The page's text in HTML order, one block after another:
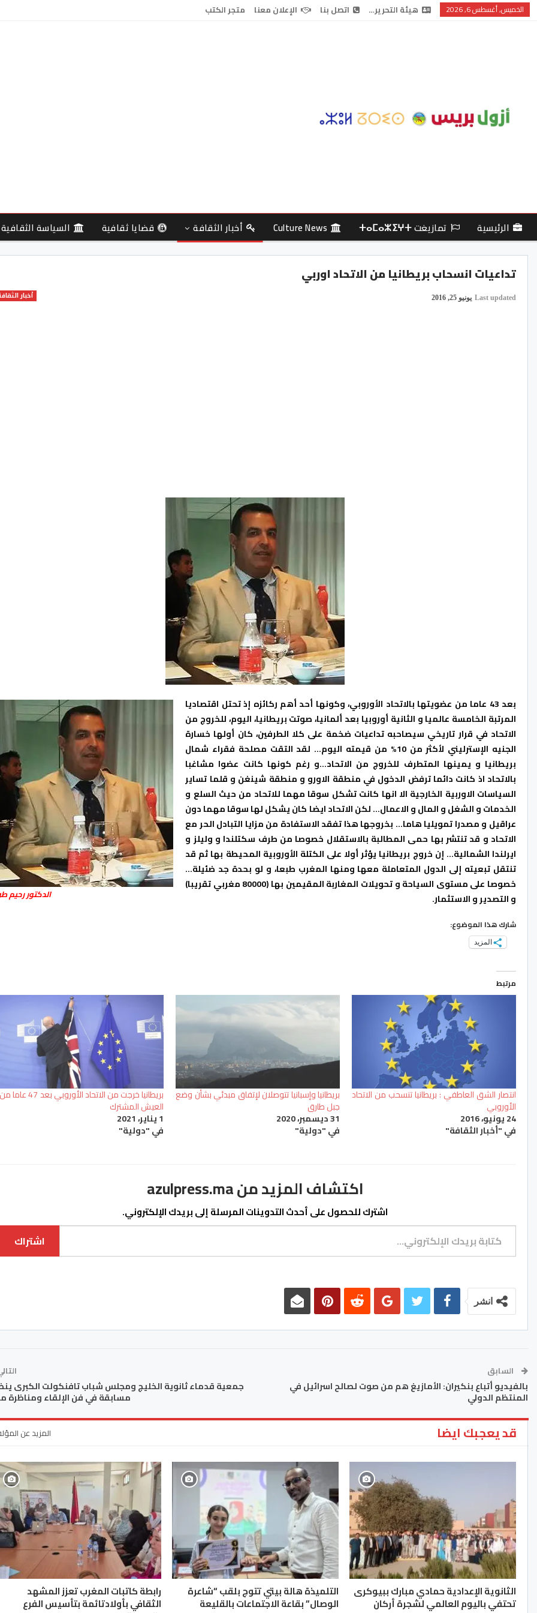
الخميس, أغسطس 6, 2026 هيئة التحرير… اتصل بنا الإعلان معنا متجر الكتب
الرئيسية تمازيغت ⵜⴰⵎⴰⵣⵉⵖⵜ Culture News أخبار الثقافة قضايا ثقافية السياسة الثقافية
تداعيات انسحاب بريطانيا من الاتحاد اوربي
أخبار Last updated يونيو 25, 2016
الدكتور رحيم
بعد 43 عاما من عضويتها بالاتحاد الأوروبي، وكونها أحد أهم ركائزه إذ تحتل اقتصاديا
المرتبة الخامسة عالميا و الثانية أوروبيا بعد ألمانيا، صوتت بريطانيا، اليوم، للخروج من
الاتحاد في قرار تاريخي سيصاحبه تداعيات ضخمة على كلا الطرفين، كان أولها خسارة
الجنيه الإسترليني لأكثر من 10% من قيمته اليوم… لقد التقت مصلحة فقراء شمال
بريطانيا و يمينها المتطرف للخروج من الاتحاد…و رغم كونها كانت عضوا مشاغبا
بالاتحاد اذ كانت دائما ترفض الدخول في منطقة الاورو و منطقة شينغن و قلما تساير
السياسات الاوربية الخارجية الا انها كانت تشكل سوقا مهما للاتحاد من حيث السلع و
الخدمات و الشغل و المال و الاعمال… لكن الاتحاد ايضا كان يشكل لها سوقا مهما دون
عراقيل و مصدرا تمويليا هاما… بخروجها هذا تفقد الاستفادة من مزايا التبادل الحر مع
الاتحاد و قد تنتشر بها حمى المطالبة بالاستقلال خصوصا من طرف سكتلندا و وليلز و
ايرلندا الشمالية… إن خروج بريطانيا يؤثر أولا على الكتلة الأوروبية المحيطة بها ثم قد
تنتقل تبعيته إلى الدول المتعاملة معها ومنها المغرب طبعا، و لو بحدة جد ضئيلة…
خصوصا على مستوى السياحة و تحويلات المغاربة المقيمين بها (80000 مغربي تقريبا)
و التصدير و الاستثمار.
شارك هذا الموضوع:
المزيد
مرتبط
انتصار الشق العاطفي : بريطانيا تنسحب من الاتحاد
الأوروبي
24 يونيو، 2016
في "أخبار الثقافة"
بريطانيا وإسبانيا تتوصلان لإتفاق مبدئي بشأن وضع
جبل طارق
31 ديسمبر، 2020
في "دولية"
بريطانيا خرجت من الاتحاد الأوروبي بعد 47 عاما من
العيش المشترك
1 يناير، 2021
في "دولية"
اكتشاف المزيد من azulpress.ma
اشترك للحصول على أحدث التدوينات المرسلة إلى بريدك الإلكتروني.
كتابة بريدك الإلكتروني...
اشتراك
انشر
السابق
بالفيديو أتباع بنكيران: الأمازيغ هم من صوت لصالح اسرائيل في
المنتظم الدولي
جمعية قدماء ثانوية الخليج ومجلس شباب تافنكولت الكبرى
مسابقة في فن الإلقاء ومناظرة
قد يعجبك ايضا المزيد عن
الثانوية الإعدادية حمادي مبارك ببيوكرى
تحتفي باليوم العالمي لشجرة أركان
التلميذة هالة بيتي تتوج بلقب “شاعرة
الوصال” بقاعة الاجتماعات بالقليعة
رابطة كاتبات المغرب تعزز المشهد
الثقافي بأولادتائمة بتأسيس الفرع